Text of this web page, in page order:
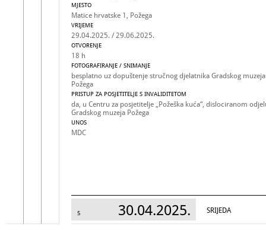
MJESTO
Matice hrvatske 1, Požega
VRIJEME
29.04.2025. / 29.06.2025.
OTVORENJE
18 h
FOTOGRAFIRANJE / SNIMANJE
besplatno uz dopuštenje stručnog djelatnika Gradskog muzeja
Požega
PRISTUP ZA POSJETITELJE S INVALIDITETOM
da, u Centru za posjetitelje „Požeška kuća“, dislociranom
Gradskog muzeja Požega
UNOS
MDC
5 30.04.2025. SRIJEDA